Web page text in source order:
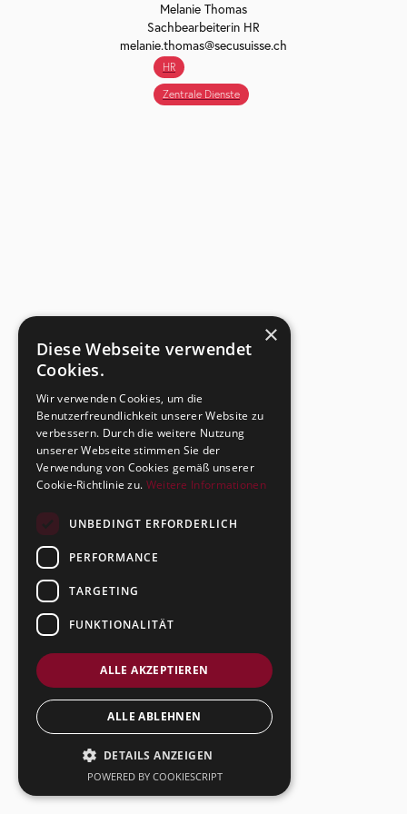
Melanie Thomas
Sachbearbeiterin HR
melanie.thomas@secusuisse.ch
HR
Zentrale Dienste
×
Diese Webseite verwendet
Cookies.
Wir verwenden Cookies, um die
Benutzerfreundlichkeit unserer Website zu
verbessern. Durch die weitere Nutzung
unserer Webseite stimmen Sie der
Verwendung von Cookies gemäß unserer
Cookie-Richtlinie zu. Weitere Informationen
UNBEDINGT ERFORDERLICH
PERFORMANCE
TARGETING
FUNKTIONALITÄT
ALLE AKZEPTIEREN
ALLE ABLEHNEN
DETAILS ANZEIGEN
POWERED BY COOKIESCRIPT